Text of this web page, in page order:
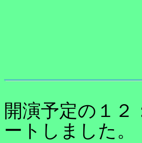
開演予定の１
ートしました。